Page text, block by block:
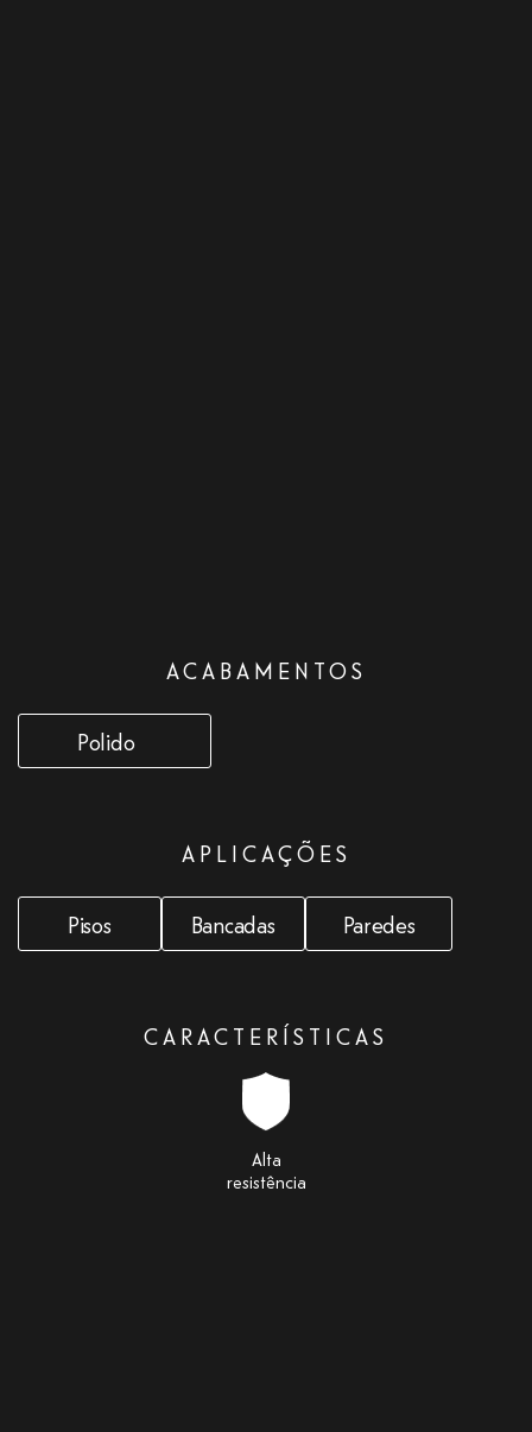
ACABAMENTOS
Polido
APLICAÇÕES
Pisos Bancadas Paredes
CARACTERÍSTICAS
Alta
resistência